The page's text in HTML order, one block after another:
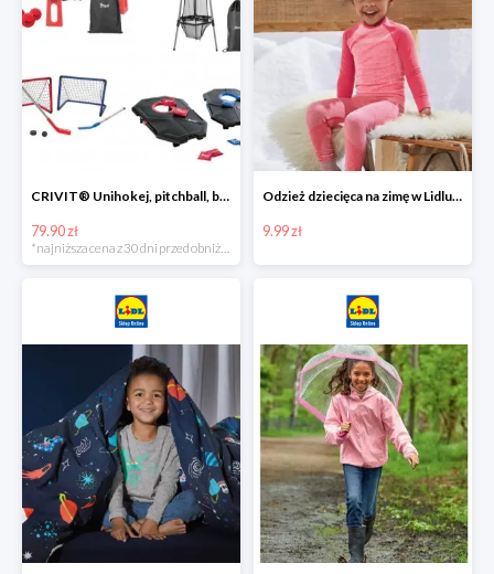
CRIVIT® Unihokej, pitchball, bean bag lub disc golf
79.90 zł
Odzież dziecięca na zimę w Lidlu Online od 9,99 zł
9.99 zł